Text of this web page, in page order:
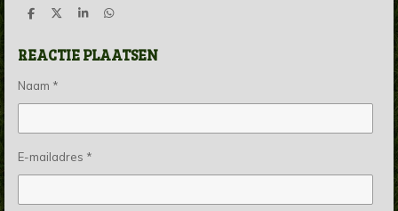
D
e
n
D
l
S
r
e
D
e
n
REACTIE PLAATSEN
Naam *
E-mailadres *